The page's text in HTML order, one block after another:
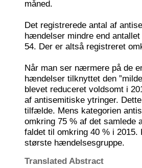
måned.
Det registrerede antal af
hændelser mindre end
54. Der er altså registreret
Når man ser nærmere på de
hændelser tilknyttet den
blevet reduceret voldsomt i
af antisemitiske ytringer.
tilfælde. Mens kategorien
omkring 75 % af det samlede
faldet til omkring 40 % i
største hændelsesgruppe.
Translated Abstract